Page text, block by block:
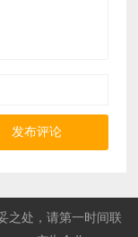
发布评论
之处，请第一时间联